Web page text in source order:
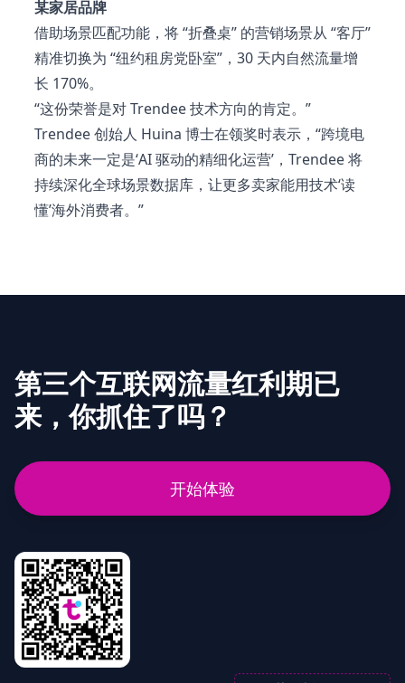
某家居品牌
借助场景匹配功能，将 “折叠桌” 的营销场景从 “客厅”
精准切换为 “纽约租房党卧室”，30 天内自然流量增
长 170%。
“这份荣誉是对 Trendee 技术方向的肯定。”
Trendee 创始人 Huina 博士在领奖时表示，“跨境电
商的未来一定是‘AI 驱动的精细化运营’，Trendee 将
持续深化全球场景数据库，让更多卖家能用技术‘读
懂’海外消费者。”
第三个互联网流量红利期已
来，你抓住了吗？
开始体验